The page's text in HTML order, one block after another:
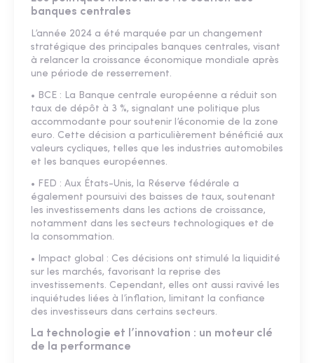
banques centrales
L’année 2024 a été marquée par un changement
stratégique des principales banques centrales, visant
à relancer la croissance économique mondiale après
une période de resserrement.
• BCE : La Banque centrale européenne a réduit son
taux de dépôt à 3 %, signalant une politique plus
accommodante pour soutenir l’économie de la zone
euro. Cette décision a particulièrement bénéficié aux
valeurs cycliques, telles que les industries automobiles
et les banques européennes.
• FED : Aux États-Unis, la Réserve fédérale a
également poursuivi des baisses de taux, soutenant
les investissements dans les actions de croissance,
notamment dans les secteurs technologiques et de
la consommation.
• Impact global : Ces décisions ont stimulé la liquidité
sur les marchés, favorisant la reprise des
investissements. Cependant, elles ont aussi ravivé les
inquiétudes liées à l’inflation, limitant la confiance
des investisseurs dans certains secteurs.
La technologie et l’innovation : un moteur clé
de la performance